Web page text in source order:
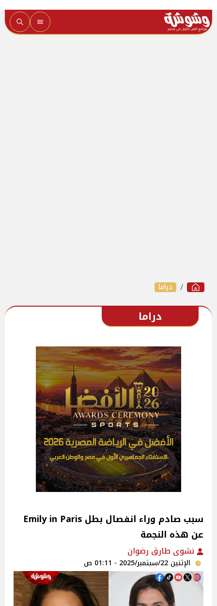
دراما
دراما
سبب صادم وراء انفصال بطل Emily in Paris
عن هذه النجمة
نشوى طارق رضوان
الإثنين 22/سبتمبر/2025 - 01:11 ص